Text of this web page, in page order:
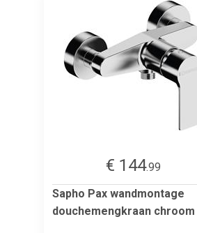
€ 144.99
Sapho Pax wandmontage
douchemengkraan chroom